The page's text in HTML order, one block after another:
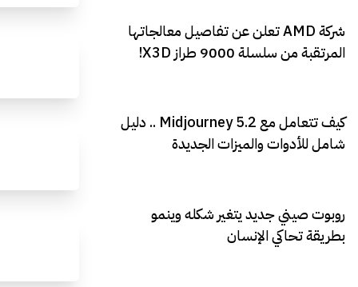
شركة AMD تعلن عن تفاصيل معالجاتها
المرتقبة من سلسلة 9000 طراز X3D!
كيف تتعامل مع Midjourney 5.2 .. دليل
شامل للأدوات والميزات الجديدة
روبوت صيني جديد يتغير شكله وينمو
بطريقة تحاكي الإنسان